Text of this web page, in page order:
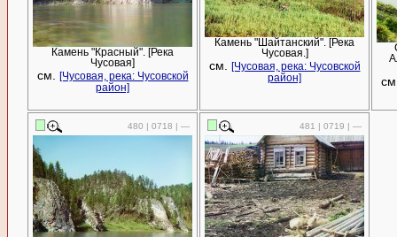
Камень "Красный". [Река
Чусовая]
см.
[Чусовая, река: Чусовской
район]
Камень "Шайтанский". [Река
Чусовая.]
см.
[Чусовая, река: Чусовской
район]
480 | 0718 | — 481 | 0719 | —